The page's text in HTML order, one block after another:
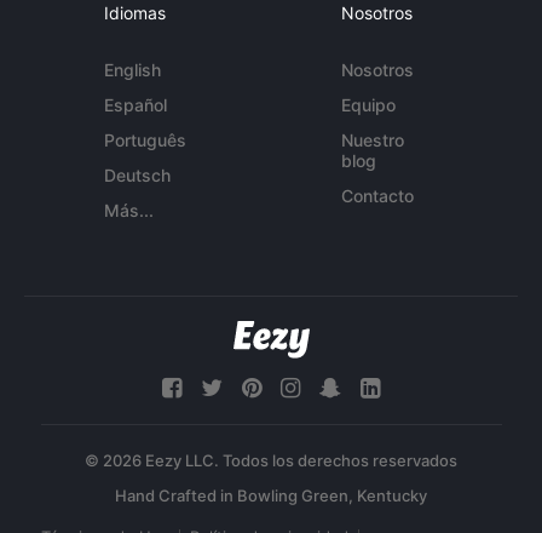
Idiomas
English
Español
Português
Deutsch
Más...
Nosotros
Nosotros
Equipo
Nuestro
blog
Contacto
© 2026 Eezy LLC. Todos los derechos reservados